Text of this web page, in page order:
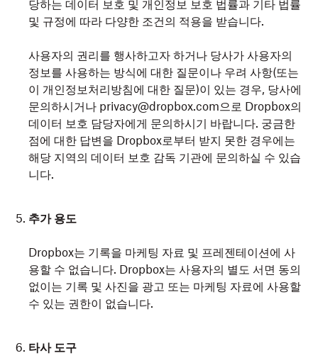
당하는 데이터 보호 및 개인정보 보호 법률과 기타 법률
및 규정에 따라 다양한 조건의 적용을 받습니다.
사용자의 권리를 행사하고자 하거나 당사가 사용자의
정보를 사용하는 방식에 대한 질문이나 우려 사항(또는
이 개인정보처리방침에 대한 질문)이 있는 경우, 당사에
문의하시거나 privacy@dropbox.com으로 Dropbox의
데이터 보호 담당자에게 문의하시기 바랍니다. 궁금한
점에 대한 답변을 Dropbox로부터 받지 못한 경우에는
해당 지역의 데이터 보호 감독 기관에 문의하실 수 있습
니다.
추가 용도
Dropbox는 기록을 마케팅 자료 및 프레젠테이션에 사
용할 수 없습니다. Dropbox는 사용자의 별도 서면 동의
없이는 기록 및 사진을 광고 또는 마케팅 자료에 사용할
수 있는 권한이 없습니다.
타사 도구